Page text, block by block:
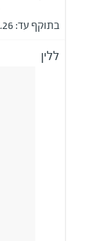
בתוקף עד: 31.08.26
ללין